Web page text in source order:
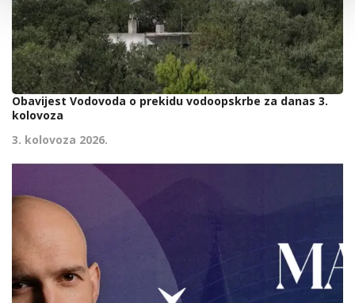
Obavijest Vodovoda o prekidu vodoopskrbe za danas 3.
kolovoza
3. kolovoza 2026.